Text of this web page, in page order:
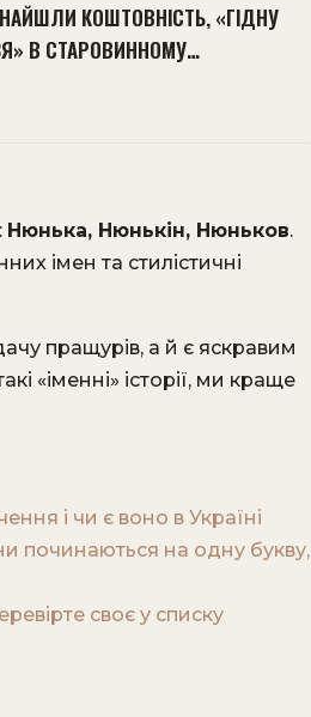
КОШТОВНІСТЬ, «ГІДНУ
В СТАРОВИННОМУ…
Нюнька, Нюнькін, Нюньков.
імен та стилістичні
пращурів, а й є яскравим
«іменні» історії, ми краще
і чи є воно в Україні
починаються на одну букву,
своє у списку